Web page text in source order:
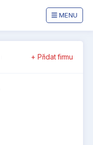
MENU
+ Přidat firmu